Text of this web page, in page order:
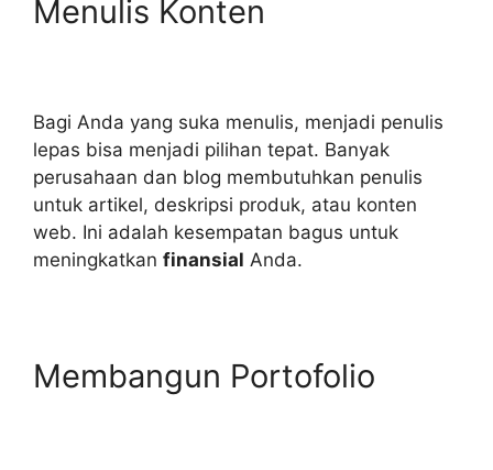
Menulis Konten
Bagi Anda yang suka menulis, menjadi penulis
lepas bisa menjadi pilihan tepat. Banyak
perusahaan dan blog membutuhkan penulis
untuk artikel, deskripsi produk, atau konten
web. Ini adalah kesempatan bagus untuk
meningkatkan finansial Anda.
Membangun Portofolio